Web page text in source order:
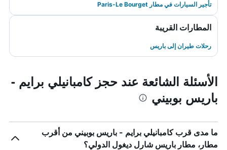
تأجير السيارات في مطار Paris-Le Bourget
المطارات القريبة
رحلات طيران إلى باريس
الأسئلة الشائعة عند حجز كامبانيلي برايم -
باريس بوبيني
ما مدى قرب كامبانيلي برايم - باريس بوبيني من أقرب
مطار، مطار باريس شارل ديغول الدولي؟